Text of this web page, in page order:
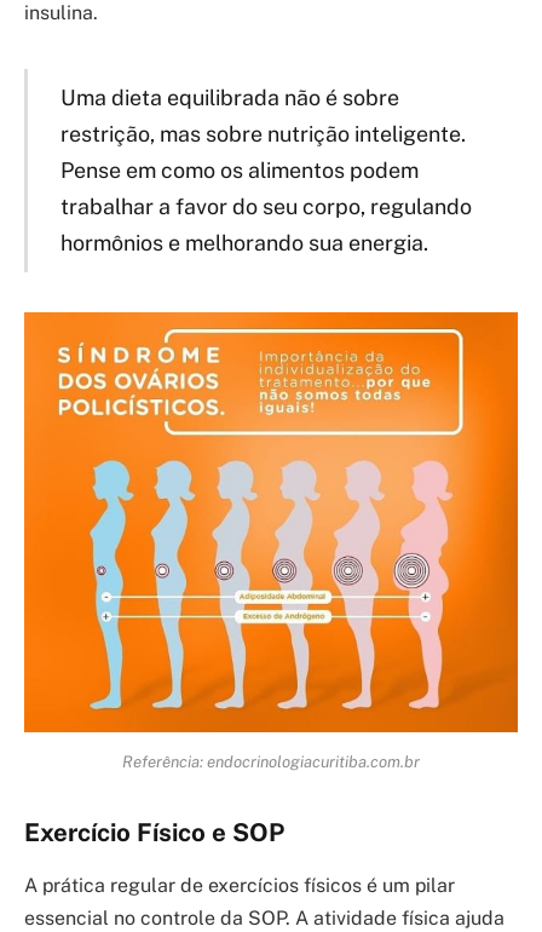
insulina.
Uma dieta equilibrada não é sobre
restrição, mas sobre nutrição inteligente.
Pense em como os alimentos podem
trabalhar a favor do seu corpo, regulando
hormônios e melhorando sua energia.
Referência: endocrinologiacuritiba.com.br
Exercício Físico e SOP
A prática regular de exercícios físicos é um pilar
essencial no controle da SOP. A atividade física ajuda